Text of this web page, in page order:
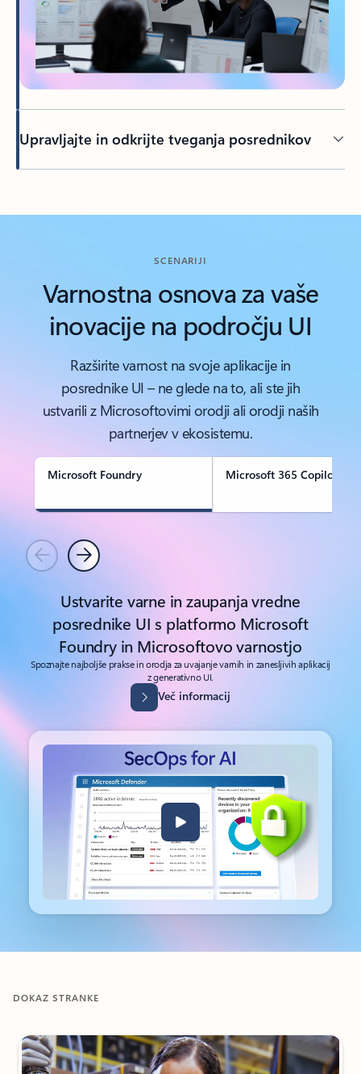
Upravljajte in odkrijte tveganja posrednikov
SCENARIJI
Varnostna osnova za vaše
inovacije na področju UI
Razširite varnost na svoje aplikacije in
posrednike UI – ne glede na to, ali ste jih
ustvarili z Microsoftovimi orodji ali orodji naših
partnerjev v ekosistemu.
Microsoft Foundry Microsoft 365 Copilot
Nazaj Naprej
Ustvarite varne in zaupanja vredne
posrednike UI s platformo Microsoft
Foundry in Microsoftovo varnostjo
Spoznajte najboljše prakse in orodja za uvajanje varnih in zanesljivih aplikacij
z generativno UI.
Več informacij
DOKAZ STRANKE
Prikazan diapozitiv 1 od 4